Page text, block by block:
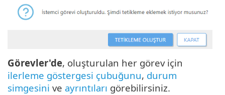
Görevler'de, oluşturulan her görev için
ilerleme göstergesi çubuğunu, durum
simgesini ve ayrıntıları görebilirsiniz.